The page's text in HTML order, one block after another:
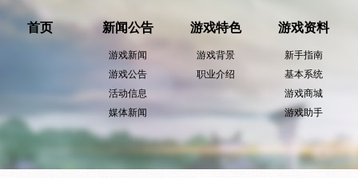
首页 新闻公告
游戏新闻
游戏公告
活动信息
媒体新闻
游戏特色
游戏背景
职业介绍
游戏资料
新手指南
基本系统
游戏商城
游戏助手